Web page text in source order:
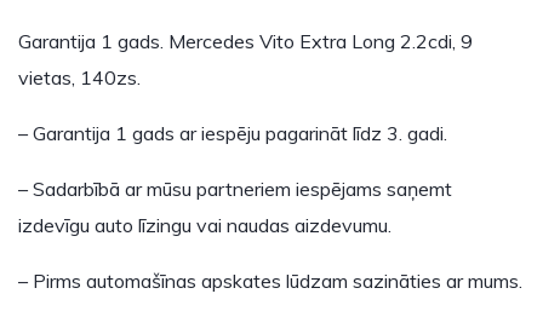
Garantija 1 gads. Mercedes Vito Extra Long 2.2cdi, 9
vietas, 140zs.
– Garantija 1 gads ar iespēju pagarināt līdz 3. gadi.
– Sadarbībā ar mūsu partneriem iespējams saņemt
izdevīgu auto līzingu vai naudas aizdevumu.
– Pirms automašīnas apskates lūdzam sazināties ar mums.